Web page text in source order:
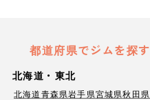
都道府県でジムを探す
北海道・東北
北海道青森県岩手県宮城県秋田県